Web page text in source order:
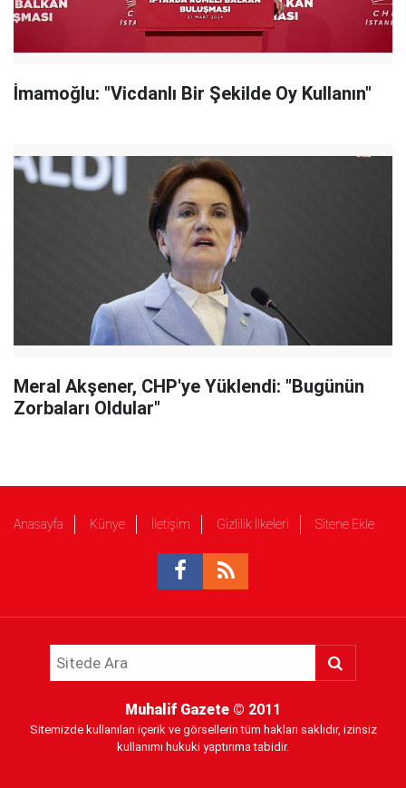
İmamoğlu: "Vicdanlı Bir Şekilde Oy Kullanın"
Meral Akşener, CHP'ye Yüklendi: "Bugünün
Zorbaları Oldular"
Anasayfa Künye İletişim Gizlilik İlkeleri Sitene Ekle
Muhalif Gazete © 2011
Sitemizde kullanılan içerik ve görsellerin tüm hakları saklıdır, izinsiz
kullanımı hukuki yaptırıma tabidir.